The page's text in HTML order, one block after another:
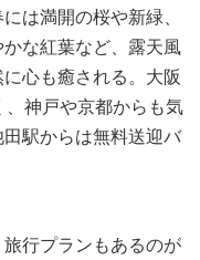
は満開の桜や新緑、
な紅葉など、露天風
心も癒される。大阪
神戸や京都からも気
駅からは無料送迎バ
行プランもあるのが